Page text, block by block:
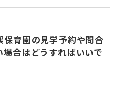
育園の見学予約や問合
合はどうすればいいで